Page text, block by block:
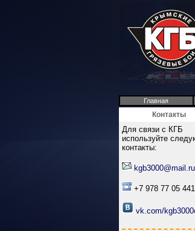
Главная
Контакты
Для связи с КГБ
используйте
контакты:
kgb3000@mail.ru
+7 978 77 05 441
vk.com/